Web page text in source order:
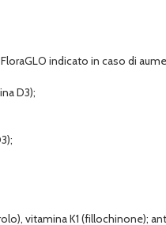
indicato in caso di
D3);
vitamina K1 (fillochinone);